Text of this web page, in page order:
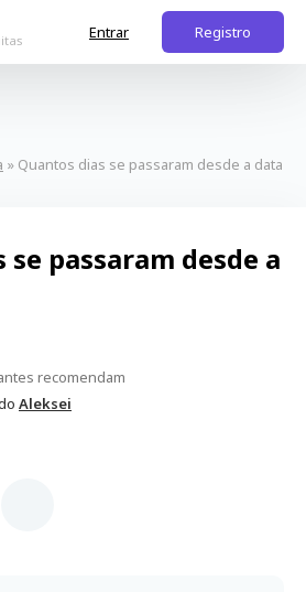
Entrar Registro
» Quantos dias se passaram desde a data
passaram desde a
recomendam
Aleksei